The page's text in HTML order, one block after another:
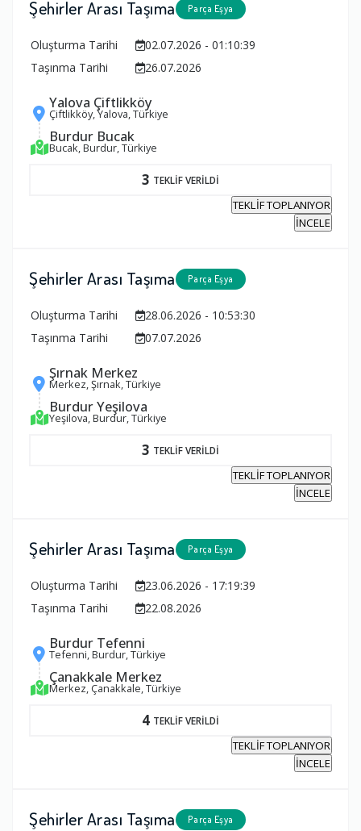
Şehirler Arası Taşıma Parça Eşya
Oluşturma Tarihi
02.07.2026 - 01:10:39
Taşınma Tarihi
26.07.2026
Yalova Çiftlikköy
Çiftlikköy, Yalova, Türkiye
Burdur Bucak
Bucak, Burdur, Türkiye
3 TEKLİF VERİLDİ
TEKLİF TOPLANIYOR
İNCELE
Şehirler Arası Taşıma Parça Eşya
Oluşturma Tarihi
28.06.2026 - 10:53:30
Taşınma Tarihi
07.07.2026
Şırnak Merkez
Merkez, Şırnak, Türkiye
Burdur Yeşilova
Yeşilova, Burdur, Türkiye
3 TEKLİF VERİLDİ
TEKLİF TOPLANIYOR
İNCELE
Şehirler Arası Taşıma Parça Eşya
Oluşturma Tarihi
23.06.2026 - 17:19:39
Taşınma Tarihi
22.08.2026
Burdur Tefenni
Tefenni, Burdur, Türkiye
Çanakkale Merkez
Merkez, Çanakkale, Türkiye
4 TEKLİF VERİLDİ
TEKLİF TOPLANIYOR
İNCELE
Şehirler Arası Taşıma Parça Eşya